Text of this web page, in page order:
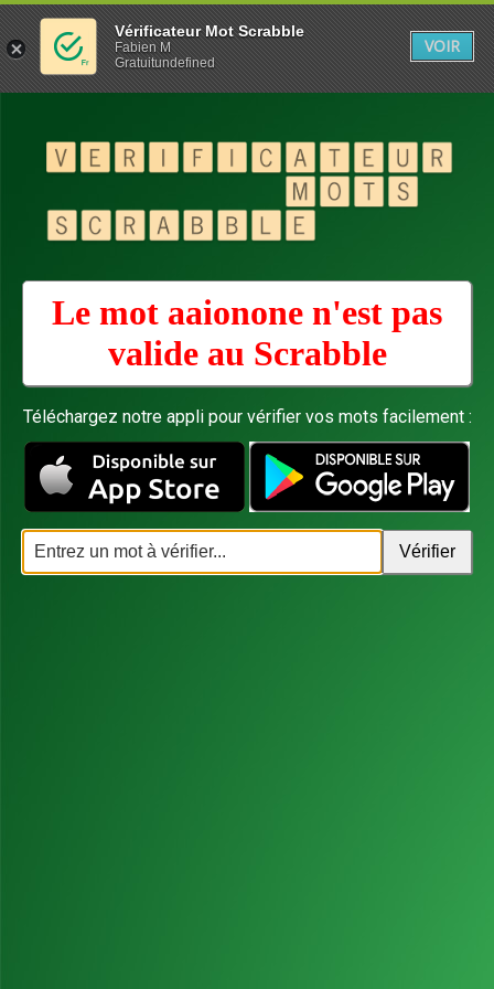
Le mot aaionone n'est pas
valide au Scrabble
Téléchargez notre appli pour vérifier vos mots facilement :
Vérificateur Mot Scrabble
Fabien M
Gratuitundefined
VOIR